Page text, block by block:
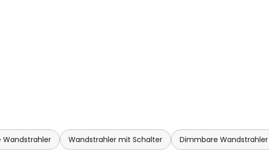
Wandstrahler Wandstrahler mit Schalter Dimmbare Wandstrahler